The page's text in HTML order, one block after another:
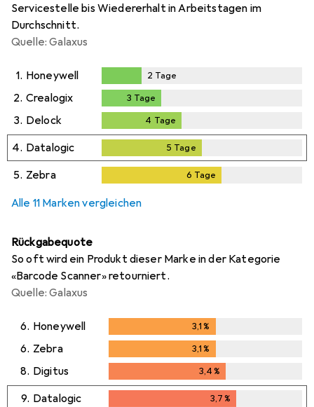
Servicestelle bis Wiedererhalt in Arbeitstagen im
Durchschnitt.
Quelle: Galaxus
1. Honeywell
2Tage
2 Tage
2. Crealogix 3 Tage
3. Delock 4 Tage
4. Datalogic 5 Tage
5. Zebra 6 Tage
Alle 11 Marken vergleichen
Rückgabequote
So oft wird ein Produkt dieser Marke in der Kategorie
«Barcode Scanner» retourniert.
Quelle: Galaxus
6. Honeywell 3,1%
6. Zebra 3,1%
8. Digitus 3,4%
9. Datalogic 3,7%